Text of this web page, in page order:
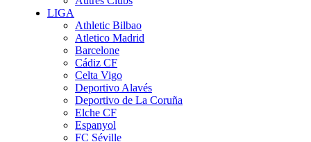
LIGA
Athletic Bilbao
Atletico Madrid
Barcelone
Cádiz CF
Celta Vigo
Deportivo Alavés
Deportivo de La Coruña
Elche CF
Espanyol
FC Séville